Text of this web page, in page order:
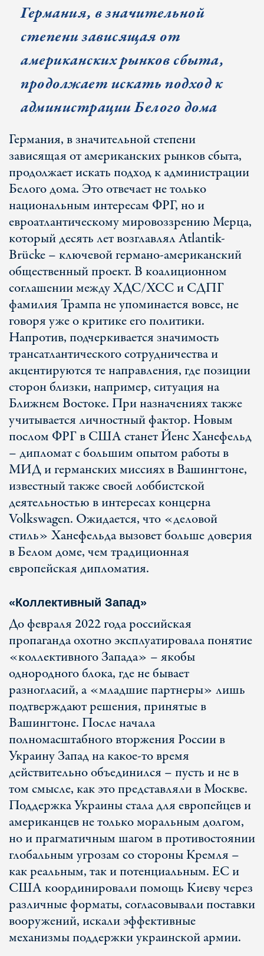
Германия, в значительной
степени зависящая от
американских рынков сбыта,
продолжает искать подход к
администрации Белого дома
Германия, в значительной степени
зависящая от американских рынков сбыта,
продолжает искать подход к администрации
Белого дома. Это отвечает не только
национальным интересам ФРГ, но и
евроатлантическому мировоззрению Мерца,
который десять лет возглавлял Atlantik-
Brücke – ключевой германо-американский
общественный проект. В коалиционном
соглашении между ХДС/ХСС и СДПГ
фамилия Трампа не упоминается вовсе, не
говоря уже о критике его политики.
Напротив, подчеркивается значимость
трансатлантического сотрудничества и
акцентируются те направления, где позиции
сторон близки, например, ситуация на
Ближнем Востоке. При назначениях также
учитывается личностный фактор. Новым
послом ФРГ в США станет Йенс Ханефельд
– дипломат с большим опытом работы в
МИД и германских миссиях в Вашингтоне,
известный также своей лоббистской
деятельностью в интересах концерна
Volkswagen. Ожидается, что «деловой
стиль» Ханефельда вызовет больше доверия
в Белом доме, чем традиционная
европейская дипломатия.
«Коллективный Запад»
До февраля 2022 года российская
пропаганда охотно эксплуатировала понятие
«коллективного Запада» – якобы
однородного блока, где не бывает
разногласий, а «младшие партнеры» лишь
подтверждают решения, принятые в
Вашингтоне. После начала
полномасштабного вторжения России в
Украину Запад на какое-то время
действительно объединился – пусть и не в
том смысле, как это представляли в Москве.
Поддержка Украины стала для европейцев и
американцев не только моральным долгом,
но и прагматичным шагом в противостоянии
глобальным угрозам со стороны Кремля –
как реальным, так и потенциальным. ЕС и
США координировали помощь Киеву через
различные форматы, согласовывали поставки
вооружений, искали эффективные
механизмы поддержки украинской армии.